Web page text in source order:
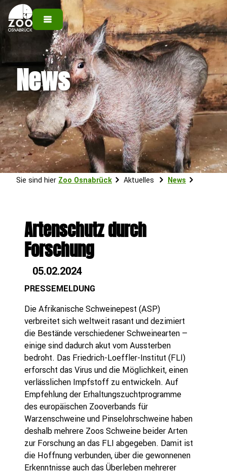
News
Sie sind hier Zoo Osnabrück Aktuelles News
Artenschutz durch
Forschung
05.02.2024
PRESSEMELDUNG
Die Afrikanische Schweinepest (ASP)
verbreitet sich weltweit rasant und dezimiert
die Bestände verschiedener Schweinearten –
einige sind dadurch akut vom Aussterben
bedroht. Das Friedrich-Loeffler-Institut (FLI)
erforscht das Virus und die Möglichkeit, einen
verlässlichen Impfstoff zu entwickeln. Auf
Empfehlung der Erhaltungszuchtprogramme
des europäischen Zooverbands für
Warzenschweine und Pinselohrschweine haben
deshalb mehrere Zoos Schweine beider Arten
zur Forschung an das FLI abgegeben. Damit ist
die Hoffnung verbunden, über die gewonnenen
Erkenntnisse auch das Überleben mehrerer